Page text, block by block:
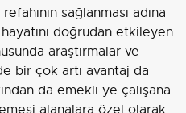
sağlanması adına
doğrudan etkileyen
araştırmalar ve
bir çok artı avantaj da
da emekli ye çalışana